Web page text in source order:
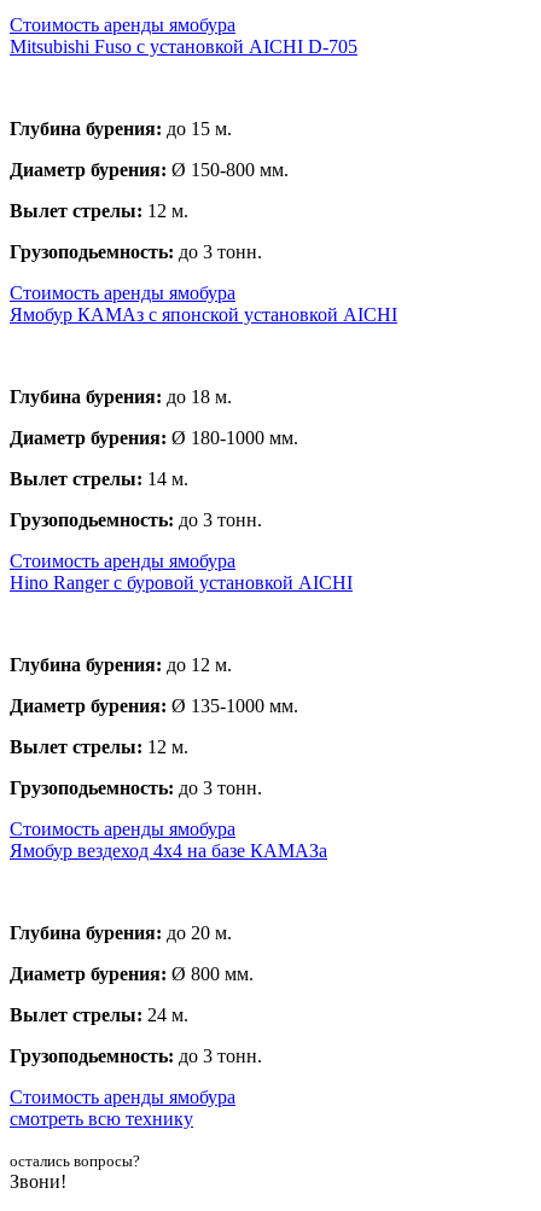
Стоимость аренды ямобура
Mitsubishi Fuso с установкой AICHI D-705
Глубина бурения: до 15 м.
Диаметр бурения: Ø 150-800 мм.
Вылет стрелы: 12 м.
Грузоподьемность: до 3 тонн.
Стоимость аренды ямобура
Ямобур КАМАз с японской установкой AICHI
Глубина бурения: до 18 м.
Диаметр бурения: Ø 180-1000 мм.
Вылет стрелы: 14 м.
Грузоподьемность: до 3 тонн.
Стоимость аренды ямобура
Hino Ranger с буровой установкой AICHI
Глубина бурения: до 12 м.
Диаметр бурения: Ø 135-1000 мм.
Вылет стрелы: 12 м.
Грузоподьемность: до 3 тонн.
Стоимость аренды ямобура
Ямобур вездеход 4х4 на базе КАМАЗа
Глубина бурения: до 20 м.
Диаметр бурения: Ø 800 мм.
Вылет стрелы: 24 м.
Грузоподьемность: до 3 тонн.
Стоимость аренды ямобура
смотреть всю технику
остались вопросы?
Звони!